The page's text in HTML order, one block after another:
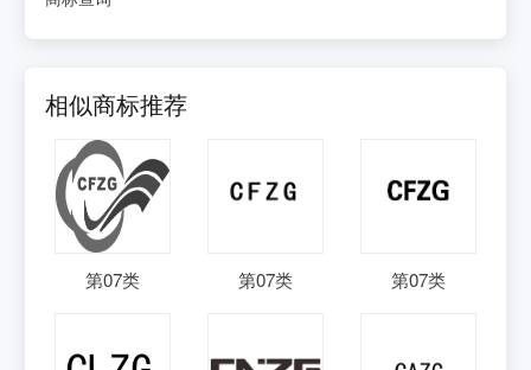
相似商标推荐
第07类 第07类 第07类